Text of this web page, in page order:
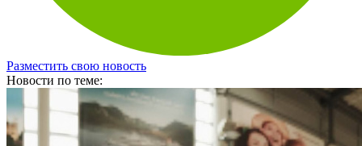
Разместить свою новость
Новости по теме: